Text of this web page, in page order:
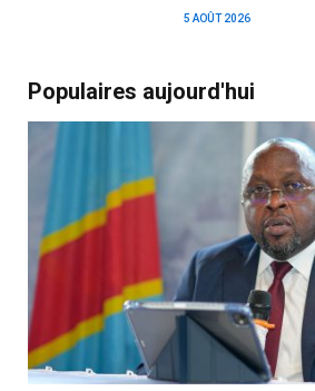
5 AOÛT 2026
Populaires aujourd'hui